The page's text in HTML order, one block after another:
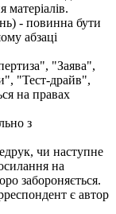
матеріалів.
- повинна бути
абзаці
"Заява",
"Тест-драйв",
на правах
з
чи наступне
на
забороняється.
є автор